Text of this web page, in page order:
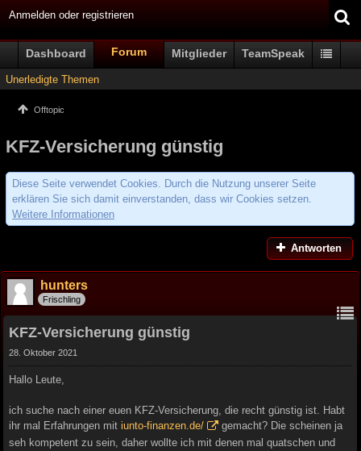
Anmelden oder registrieren
Dashboard Forum Mitglieder TeamSpeak
Unerledigte Themen
Offtopic
KFZ-Versicherung günstig
Diese Seite verwendet Cookies. Durch die Nutzung unserer Seite
erklären Sie sich damit einverstanden, dass wir Cookies setzen.
Weitere Informationen
Antworten
hunters
Frischling
KFZ-Versicherung günstig
28. Oktober 2021
Hallo Leute,
ich suche nach einer euen KFZ-Versicherung, die recht günstig ist. Habt
ihr mal Erfahrungen mit iunto-finanzen.de/
gemacht? Die scheinen ja
seh kompetent zu sein, daher wollte ich mit denen mal quatschen und